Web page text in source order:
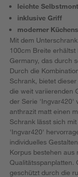
leichte
inklusive Griff
moderner
Mit dem
100cm Breite
Germany, das durch
Durch die
Schrank, bietet
die weit variierenden
der Serie 'Ingvar420'
anthrazit matt einen
Schrank lässt sich
'Ingvar420'
individuelles
Korpus bestehen
Qualitätsspanplatten.
geschützt durch die